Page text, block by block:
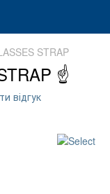
STRAP
☝
відгук